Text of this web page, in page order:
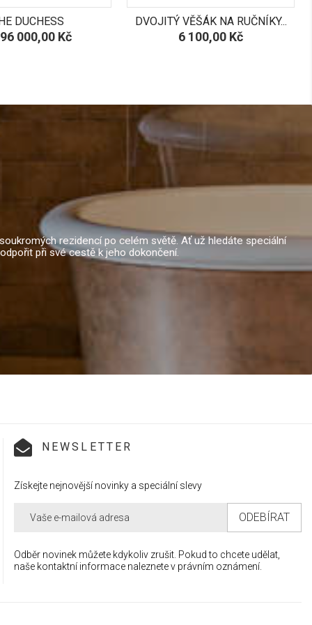
DUCHESS
000,00 Kč
DVOJITÝ VĚŠÁK NA RUČNÍKY...
Cena
6 100,00 Kč
rezidencí po celém světě. Ať už hledáte speciální
při své cestě k jeho dokončení.
NEWSLETTER
Získejte nejnovější novinky a speciální slevy
Odběr novinek můžete kdykoliv zrušit. Pokud to chcete udělat,
naše kontaktní informace naleznete v právním oznámení.